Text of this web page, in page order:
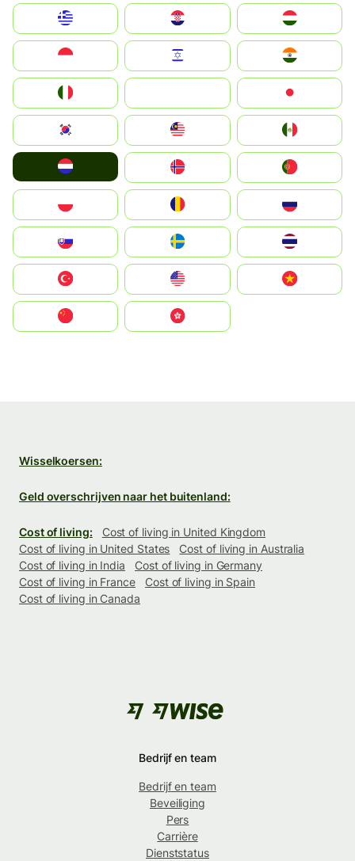
Magyarország
South Korea
United States
中國香港特別行政區
Wisselkoersen:
Geld overschrijven naar het buitenland:
Cost of living:
Cost of living in United Kingdom
Cost of living in United States
Cost of living in Australia
Cost of living in India
Cost of living in Germany
Cost of living in France
Cost of living in Spain
Cost of living in Canada
Bedrijf en team
Bedrijf en team
Beveiliging
Pers
Carrière
Dienststatus